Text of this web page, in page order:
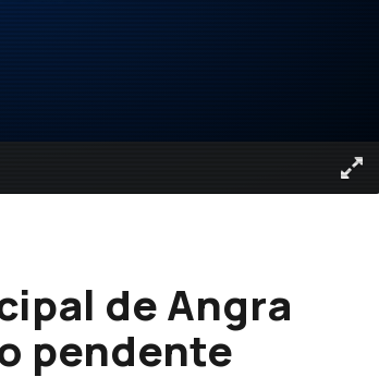
de Angra
pendente